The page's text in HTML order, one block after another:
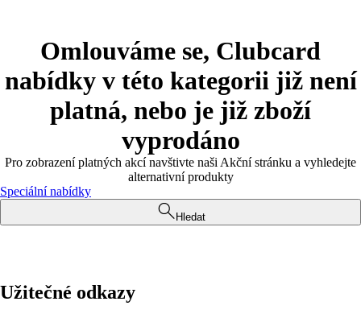
Omlouváme se, Clubcard
nabídky v této kategorii již není
platná, nebo je již zboží
vyprodáno
Pro zobrazení platných akcí navštivte naši Akční stránku a vyhledejte
alternativní produkty
Speciální nabídky
Hledat
Užitečné odkazy